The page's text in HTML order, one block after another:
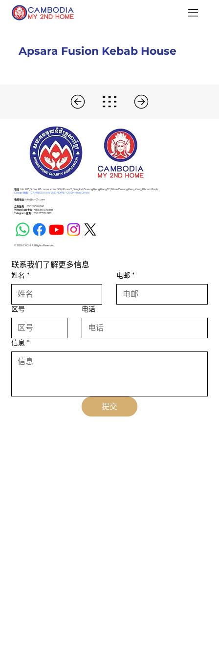
Apsara Fusion Kebab House
​地址 :No. 203, Street 63 corner street 306, Phum 2 , Sangkat Boeung Keng Kang Ti 1, Khan Boeung Keng Kang, Phnom Penh
Google 地图 - (CAMBODIA MY 2ND HOME - CM2H Head Office)
电邮地址 :info@cm2h.com
立刻致电 :+855 69 590 168
WhatsApp 查询 :+855 87 576 888
Telegram 查询 :+855 87 576 888
© 2026 CM2H. All Rights Reserved.
联系我们了解更多信息
姓名 * 电邮 *
区号 电话
信息 *
提交